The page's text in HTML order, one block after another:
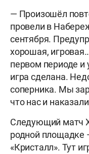
— Произошёл
провели в
сентября.
хорошая,
первом периоде и
игра сделана.
соперника. Мы
что нас и
Следующий матч
родной площадке
«Кристалл». Тут